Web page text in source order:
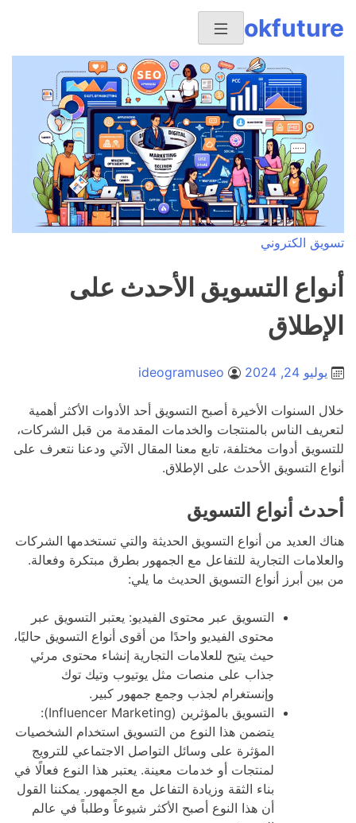
okfuture
تسويق الكتروني
أنواع التسويق الأحدث على
الإطلاق
يوليو 24, 2024 ideogramuseo
خلال السنوات الأخيرة أصبح التسويق أحد الأدوات الأكثر أهمية
لتعريف الناس بالمنتجات والخدمات المقدمة من قبل الشركات،
للتسويق أدوات مختلفة، تابع معنا المقال الآتي ودعنا نتعرف على
أنواع التسويق الأحدث على الإطلاق.
أحدث أنواع التسويق
هناك العديد من أنواع التسويق الحديثة والتي تستخدمها الشركات
والعلامات التجارية للتفاعل مع الجمهور بطرق مبتكرة وفعالة.
من بين أبرز أنواع التسويق الحديث ما يلي:
التسويق عبر محتوى الفيديو: يعتبر التسويق عبر
محتوى الفيديو واحدًا من أقوى أنواع التسويق حاليًا،
حيث يتيح للعلامات التجارية إنشاء محتوى مرئي
جذاب على منصات مثل يوتيوب وتيك توك
وإنستغرام لجذب وجمع جمهور كبير.
التسويق بالمؤثرين (Influencer Marketing):
يتضمن هذا النوع من التسويق استخدام الشخصيات
المؤثرة على وسائل التواصل الاجتماعي للترويج
لمنتجات أو خدمات معينة. يعتبر هذا النوع فعالًا في
بناء الثقة وزيادة التفاعل مع الجمهور. يمكننا القول
أن هذا النوع أصبح الأكثر شيوعاً وطلباً في عالم